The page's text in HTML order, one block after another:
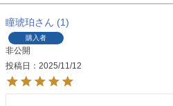
瞳琥珀 1
購入者
非公開
投稿日
2025/11/12